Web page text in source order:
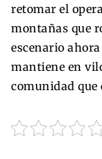
retomar el
montañas que
escenario
mantiene en
comunidad que